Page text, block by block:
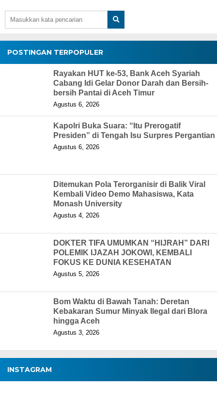
POSTINGAN TERPOPULER
Rayakan HUT ke-53, Bank Aceh Syariah
Cabang Idi Gelar Donor Darah dan Bersih-
bersih Pantai di Aceh Timur
Agustus 6, 2026
Kapolri Buka Suara: “Itu Prerogatif
Presiden” di Tengah Isu Surpres Pergantian
Agustus 6, 2026
Ditemukan Pola Terorganisir di Balik Viral
Kembali Video Demo Mahasiswa, Kata
Monash University
Agustus 4, 2026
DOKTER TIFA UMUMKAN “HIJRAH” DARI
POLEMIK IJAZAH JOKOWI, KEMBALI
FOKUS KE DUNIA KESEHATAN
Agustus 5, 2026
Bom Waktu di Bawah Tanah: Deretan
Kebakaran Sumur Minyak Ilegal dari Blora
hingga Aceh
Agustus 3, 2026
INSTAGRAM